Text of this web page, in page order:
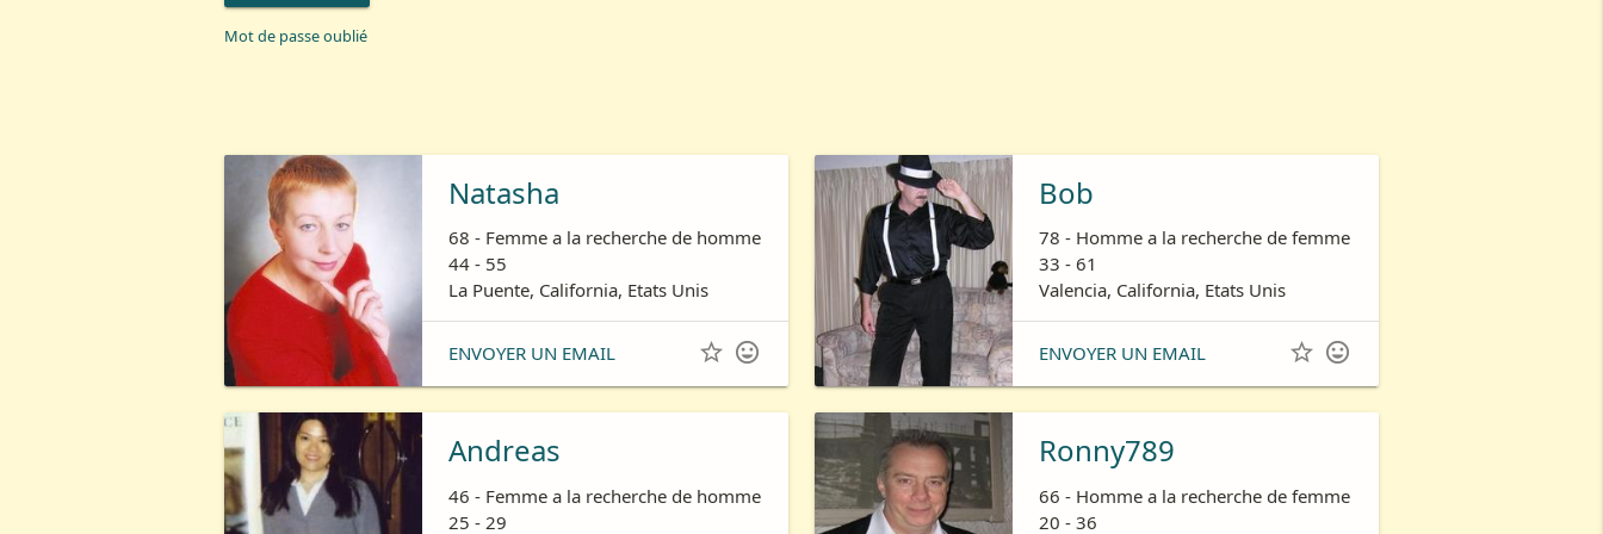
Mot de passe oublié
Natasha
68 - Femme a la recherche de homme
44 - 55
La Puente, California, Etats Unis
ENVOYER UN EMAIL  
Bob
78 - Homme a la recherche de femme
33 - 61
Valencia, California, Etats Unis
ENVOYER UN EMAIL  
Andreas
46 - Femme a la recherche de homme
25 - 29
Ronny789
66 - Homme a la recherche de femme
20 - 36